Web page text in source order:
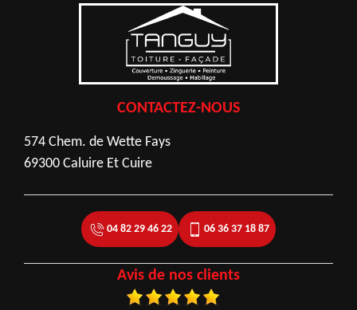
CONTACTEZ-NOUS
574 Chem. de Wette Fays
69300 Caluire Et Cuire
04 82 29 46 22 06 36 37 18 87
Avis de nos clients